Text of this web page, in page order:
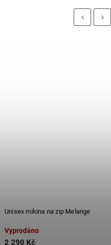
Previous
Unisex mikina na zip Melange
Vyprodáno
2 290 Kč
Next